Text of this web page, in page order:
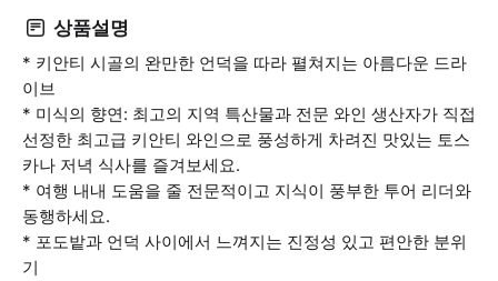
상품설명
* 키안티 시골의 완만한 언덕을 따라 펼쳐지는 아름다운 드라
이브
* 미식의 향연: 최고의 지역 특산물과 전문 와인 생산자가 직접
선정한 최고급 키안티 와인으로 풍성하게 차려진 맛있는 토스
카나 저녁 식사를 즐겨보세요.
* 여행 내내 도움을 줄 전문적이고 지식이 풍부한 투어 리더와
동행하세요.
* 포도밭과 언덕 사이에서 느껴지는 진정성 있고 편안한 분위
기